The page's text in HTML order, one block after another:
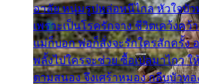
อาลัย หนุ่มรูปหล่อหนีไกล หัวใจบัว
เพราะเป็นโรครักจาง ชีวิตเคว้งคว้
แม่ก็บอก พ่อก็สั่งจะรักใครสักครั้ง
พลั้งไปใครจะช่วย ซื้อเปลมาไกว ใ
ตามสนอง จึงเศร้าหมอง กลีบบัวทอ